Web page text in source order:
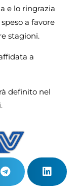
e lo ringrazia
a favore
stagioni.
a
definito nel